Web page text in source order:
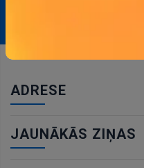
ADRESE
JAUNĀKĀS ZIŅAS